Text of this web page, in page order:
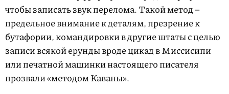
чтобы записать звук перелома. Такой метод –
предельное внимание к деталям, презрение к
бутафории, командировки в другие штаты с целью
записи всякой ерунды вроде цикад в Миссисипи
или печатной машинки настоящего писателя
прозвали «методом Каваны».